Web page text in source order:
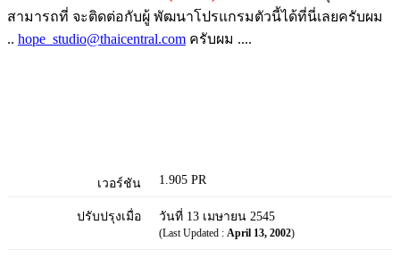
สามารถที่ จะติดต่อกับผู้ พัฒนาโปรแกรมตัวนี้ได้ที่นี่เลยครับผม
.. hope_studio@thaicentral.com ครับผม ....
เวอร์ชัน 1.905 PR
ปรับปรุงเมื่อ วันที่ 13 เมษายน 2545
(Last Updated : April 13, 2002)